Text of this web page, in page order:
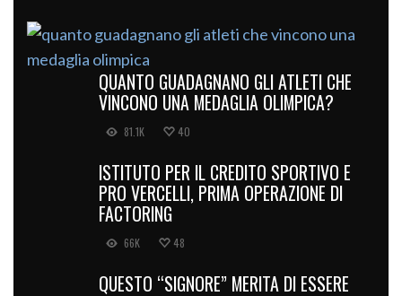
QUANTO GUADAGNANO GLI ATLETI CHE
VINCONO UNA MEDAGLIA OLIMPICA?
81.1K 40
ISTITUTO PER IL CREDITO SPORTIVO E
PRO VERCELLI, PRIMA OPERAZIONE DI
FACTORING
66K 48
QUESTO “SIGNORE” MERITA DI ESSERE